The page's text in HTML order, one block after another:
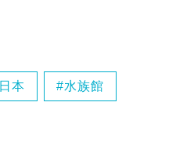
日本 水族館